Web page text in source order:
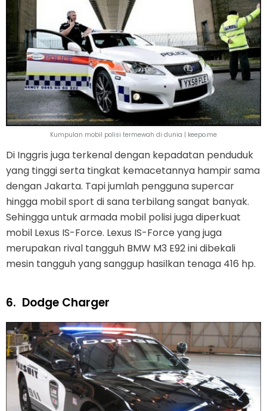
Kumpulan mobil polisi termewah di dunia | keepo.me
Di Inggris juga terkenal dengan kepadatan penduduk
yang tinggi serta tingkat kemacetannya hampir sama
dengan Jakarta. Tapi jumlah pengguna supercar
hingga mobil sport di sana terbilang sangat banyak.
Sehingga untuk armada mobil polisi juga diperkuat
mobil Lexus IS-Force. Lexus IS-Force yang juga
merupakan rival tangguh BMW M3 E92 ini dibekali
mesin tangguh yang sanggup hasilkan tenaga 416 hp.
6. Dodge Charger